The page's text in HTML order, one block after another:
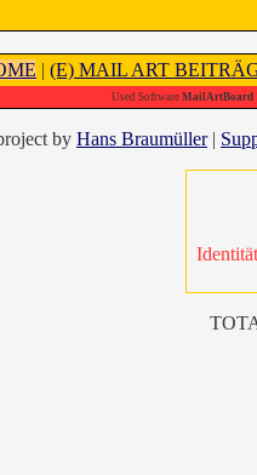
| (E) MAIL ART
Used Software MailArtBoard
by Hans Braumüller|